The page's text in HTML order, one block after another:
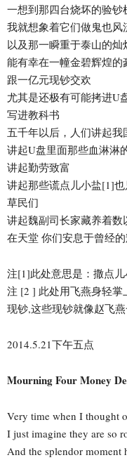
一想到那四台烧坏的验钞
我就想象着它们做鬼也风
以及那一瞬重于泰山的灿
能有幸在一幢金碧辉煌的
跟一亿元现钞交欢
尤其是还极有可能拷进U
写进教科书
五千年以后，人们讲起我
讲起U盘里面那些血淋淋
讲起勤劳致富
讲起那些谎点儿小盐[1]
草民们
讲起魏副司长家藏养着
在天堂 你们安息于曾经的
注[1]此处意思是：撒点
注 [2 ] 此处用飞燕身轻
现钞,这些现钞就像赵飞
2014.5.21下午五点
Mourning Four Money
Very time when I thought
I just imagine they are so
And the splendor moment